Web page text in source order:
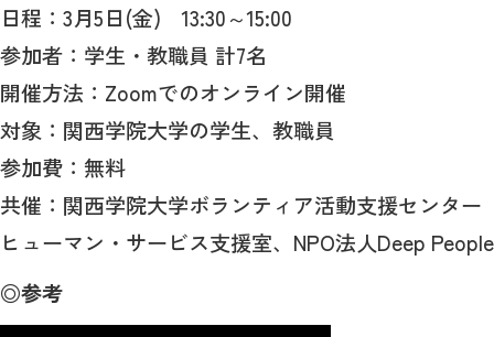
日程：3月5日(金) 13:30～15:00
参加者：学生・教職員 計7名
開催方法：Zoomでのオンライン開催
対象：関西学院大学の学生、教職員
参加費：無料
共催：関西学院大学ボランティア活動支援センター
ヒューマン・サービス支援室、NPO法人Deep People
◎参考